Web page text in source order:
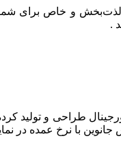
و خاص برای شما
.
طراحی و تولید
جانوین با نرخ عمده